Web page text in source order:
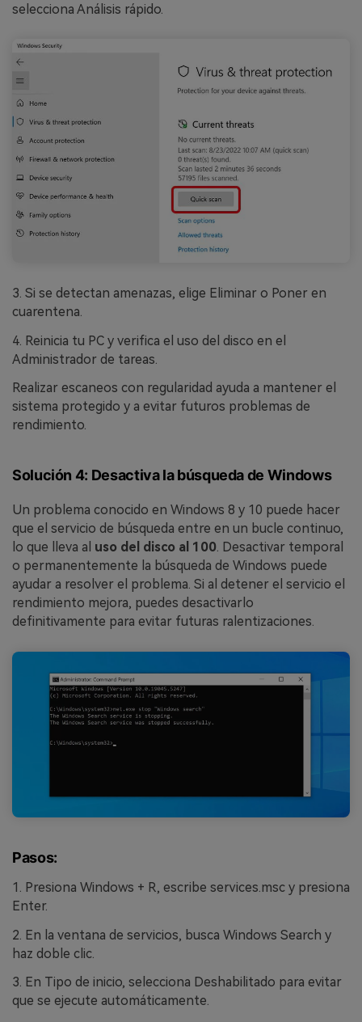
selecciona Análisis rápido.
3. Si se detectan amenazas, elige Eliminar o Poner en
cuarentena.
4. Reinicia tu PC y verifica el uso del disco en el
Administrador de tareas.
Realizar escaneos con regularidad ayuda a mantener el
sistema protegido y a evitar futuros problemas de
rendimiento.
Solución 4: Desactiva la búsqueda de Windows
Un problema conocido en Windows 8 y 10 puede hacer
que el servicio de búsqueda entre en un bucle continuo,
lo que lleva al uso del disco al 100. Desactivar temporal
o permanentemente la búsqueda de Windows puede
ayudar a resolver el problema. Si al detener el servicio el
rendimiento mejora, puedes desactivarlo
definitivamente para evitar futuras ralentizaciones.
Pasos:
1. Presiona Windows + R, escribe services.msc y presiona
Enter.
2. En la ventana de servicios, busca Windows Search y
haz doble clic.
3. En Tipo de inicio, selecciona Deshabilitado para evitar
que se ejecute automáticamente.